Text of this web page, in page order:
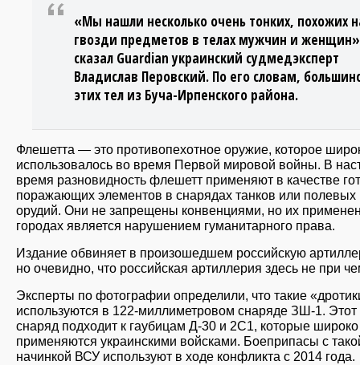
«Мы нашли несколько очень тонких, похожих
гвозди предметов в телах мужчин и
сказал Guardian украинский судмедэксперт
Владислав Перовский. По его словам,
этих тел из Буча-Ирпенского района.
Флешетта — это противопехотное оружие, которое
использовалось во время Первой мировой войны. В
время разновидность флешетт применяют в качестве
поражающих элементов в снарядах танков или полевых
орудий. Они не запрещены конвенциями, но их
городах является нарушением гуманитарного права.
Издание обвиняет в произошедшем российскую
но очевидно, что российская артиллерия здесь не при
Эксперты по фотографии определили, что такие
используются в 122-миллиметровом снаряде ЗШ-1. Этот
снаряд подходит к гаубицам Д-30 и 2С1, которые широко
применяются украинскими войсками. Боеприпасы с
начинкой ВСУ используют в ходе конфликта с 2014 года.